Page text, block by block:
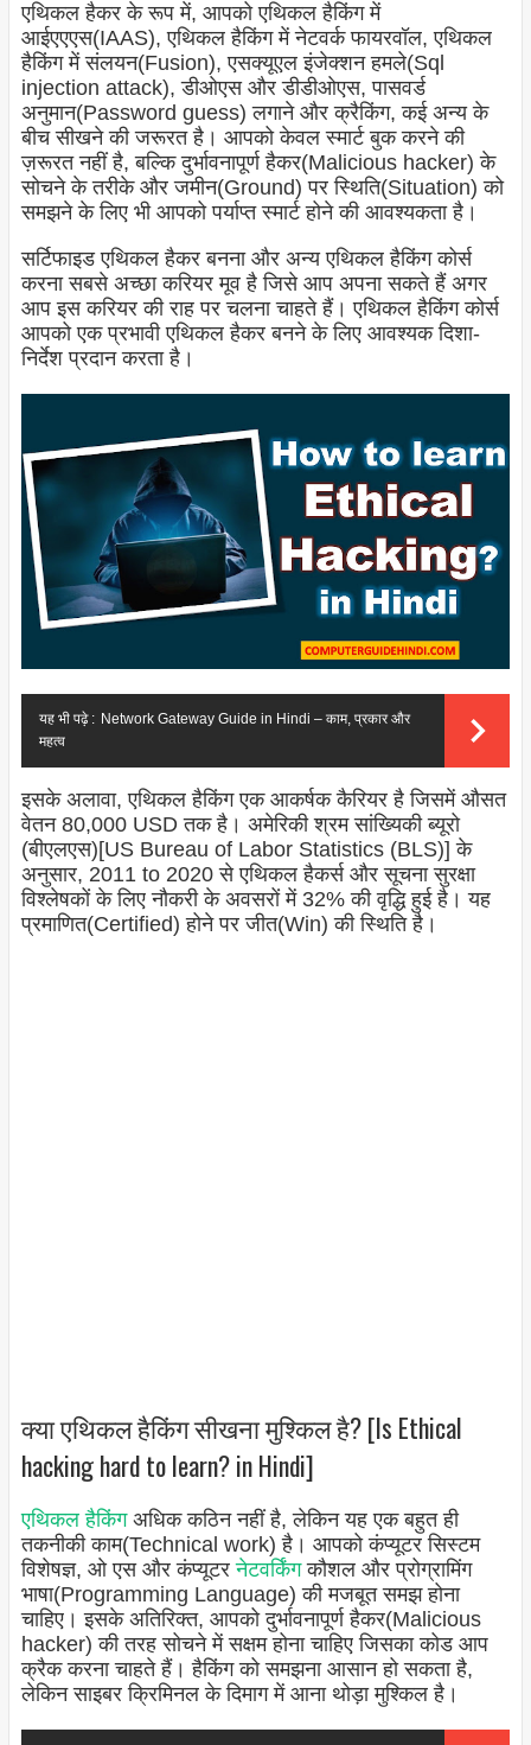
एथिकल हैकर के रूप में, आपको एथिकल हैकिंग में
आईएएएस(IAAS), एथिकल हैकिंग में नेटवर्क फायरवॉल, एथिकल
हैकिंग में संलयन(Fusion), एसक्यूएल इंजेक्शन हमले(Sql
injection attack), डीओएस और डीडीओएस, पासवर्ड
अनुमान(Password guess) लगाने और क्रैकिंग, कई अन्य के
बीच सीखने की जरूरत है। आपको केवल स्मार्ट बुक करने की
ज़रूरत नहीं है, बल्कि दुर्भावनापूर्ण हैकर(Malicious hacker) के
सोचने के तरीके और जमीन(Ground) पर स्थिति(Situation) को
समझने के लिए भी आपको पर्याप्त स्मार्ट होने की आवश्यकता है।
सर्टिफाइड एथिकल हैकर बनना और अन्य एथिकल हैकिंग कोर्स
करना सबसे अच्छा करियर मूव है जिसे आप अपना सकते हैं अगर
आप इस करियर की राह पर चलना चाहते हैं। एथिकल हैकिंग कोर्स
आपको एक प्रभावी एथिकल हैकर बनने के लिए आवश्यक दिशा-
निर्देश प्रदान करता है।
यह भी पढ़े : Network Gateway Guide in Hindi – काम, प्रकार और
महत्व
इसके अलावा, एथिकल हैकिंग एक आकर्षक कैरियर है जिसमें औसत
वेतन 80,000 USD तक है। अमेरिकी श्रम सांख्यिकी ब्यूरो
(बीएलएस)[US Bureau of Labor Statistics (BLS)] के
अनुसार, 2011 to 2020 से एथिकल हैकर्स और सूचना सुरक्षा
विश्लेषकों के लिए नौकरी के अवसरों में 32% की वृद्धि हुई है। यह
प्रमाणित(Certified) होने पर जीत(Win) की स्थिति है।
क्या एथिकल हैकिंग सीखना मुश्किल है? [Is Ethical
hacking hard to learn? in Hindi]
एथिकल हैकिंगअधिक कठिन नहीं है, लेकिन यह एक बहुत ही
तकनीकी काम(Technical work) है। आपको कंप्यूटर सिस्टम
विशेषज्ञ, ओ एस और कंप्यूटरनेटवर्किंगकौशल और प्रोग्रामिंग
भाषा(Programming Language) की मजबूत समझ होना
चाहिए। इसके अतिरिक्त, आपको दुर्भावनापूर्ण हैकर(Malicious
hacker) की तरह सोचने में सक्षम होना चाहिए जिसका कोड आप
क्रैक करना चाहते हैं। हैकिंग को समझना आसान हो सकता है,
लेकिन साइबर क्रिमिनल के दिमाग में आना थोड़ा मुश्किल है।